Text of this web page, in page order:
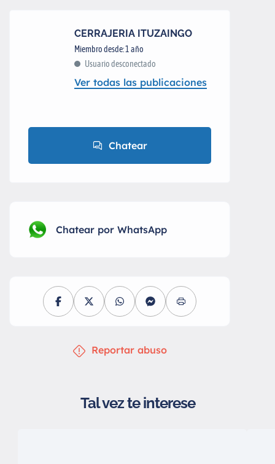
CERRAJERIA ITUZAINGO
Miembro desde: 1 año
Usuario desconectado
Ver todas las publicaciones
Chatear
Chatear por WhatsApp
Reportar abuso
Tal vez te interese